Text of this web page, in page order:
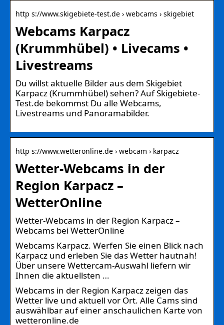
http s://www.skigebiete-test.de › webcams › skigebiet
Webcams Karpacz
(Krummhübel) • Livecams •
Livestreams
Du willst aktuelle Bilder aus dem Skigebiet
Karpacz (Krummhübel) sehen? Auf Skigebiete-
Test.de bekommst Du alle Webcams,
Livestreams und Panoramabilder.
http s://www.wetteronline.de › webcam › karpacz
Wetter-Webcams in der
Region Karpacz –
WetterOnline
Wetter-Webcams in der Region Karpacz –
Webcams bei WetterOnline
Webcams Karpacz. Werfen Sie einen Blick nach
Karpacz und erleben Sie das Wetter hautnah!
Über unsere Wettercam-Auswahl liefern wir
Ihnen die aktuellsten …
Webcams in der Region Karpacz zeigen das
Wetter live und aktuell vor Ort. Alle Cams sind
auswählbar auf einer anschaulichen Karte von
wetteronline.de